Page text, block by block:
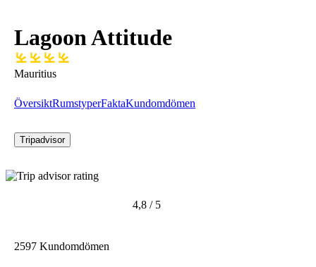
Lagoon Attitude
Mauritius
ÖversiktRumstyperFaktaKundomdömen
Tripadvisor
4,8 / 5
2597 Kundomdömen